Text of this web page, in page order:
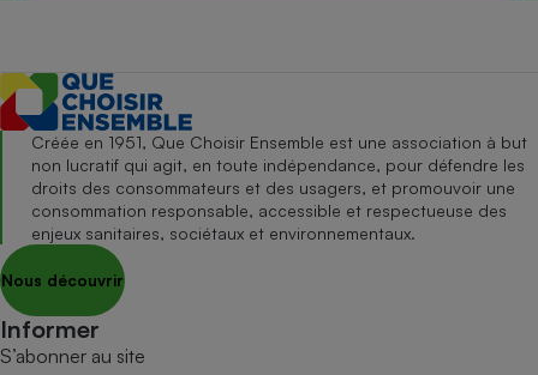
Créée en 1951, Que Choisir Ensemble est une association à but
non lucratif qui agit, en toute indépendance, pour défendre les
droits des consommateurs et des usagers, et promouvoir une
consommation responsable, accessible et respectueuse des
enjeux sanitaires, sociétaux et environnementaux.
Nous découvrir
Informer
S’abonner au site